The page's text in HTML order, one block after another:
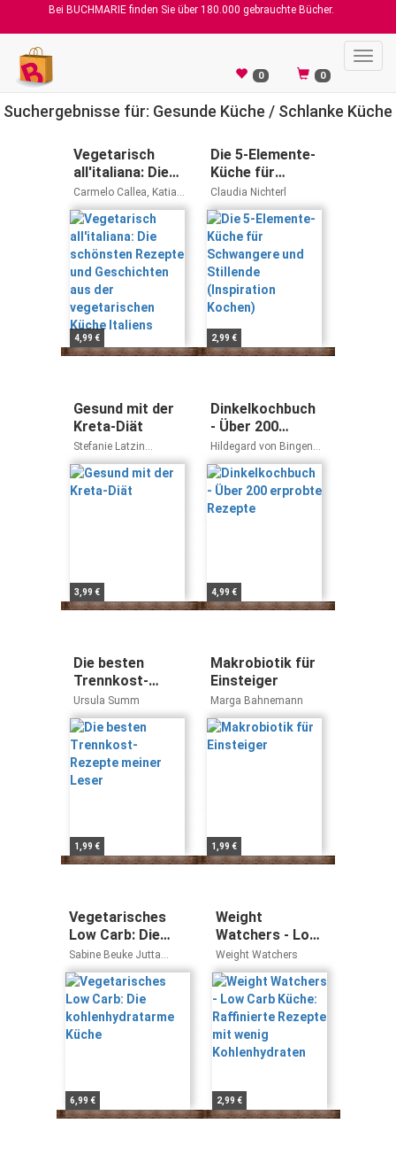
Bei BUCHMARIE finden Sie über 180.000 gebrauchte Bücher.
0 0
Suchergebnisse für: Gesunde Küche / Schlanke Küche
Vegetarisch
all'italiana: Die
schönsten
Rezepte und
Geschichten aus
der
vegetarischen
Küche Italiens
Carmelo Callea, Katia
Veronio, Bettina
Snowdon
4,99 €
Die 5-Elemente-
Küche für
Schwangere und
Stillende
(Inspiration
Kochen)
Claudia Nichterl
2,99 €
Gesund mit der
Kreta-Diät
Stefanie Latzin
Ingeborg Münzing-Ruef
3,99 €
Dinkelkochbuch
- Über 200
erprobte
Rezepte
Hildegard von Bingen,
Bingen, Hildegard von
4,99 €
Die besten
Trennkost-
Rezepte meiner
Leser
Ursula Summ
1,99 €
Makrobiotik für
Einsteiger
Marga Bahnemann
1,99 €
Vegetarisches
Low Carb: Die
kohlenhydratarme
Küche
Sabine Beuke Jutta
Schütz
6,99 €
Weight
Watchers - Low
Carb Küche:
Raffinierte
Rezepte mit
wenig
Kohlenhydraten
Weight Watchers
2,99 €